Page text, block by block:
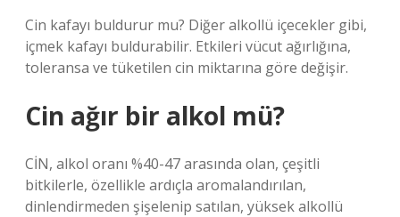
Cin kafayı buldurur mu? Diğer alkollü içecekler gibi,
içmek kafayı buldurabilir. Etkileri vücut ağırlığına,
toleransa ve tüketilen cin miktarına göre değişir.
Cin ağır bir alkol mü?
CİN, alkol oranı %40-47 arasında olan, çeşitli
bitkilerle, özellikle ardıçla aromalandırılan,
dinlendirmeden şişelenip satılan, yüksek alkollü